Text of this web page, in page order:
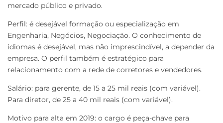
mercado público e privado.
Perfil: é desejável formação ou especialização em
Engenharia, Negócios, Negociação. O conhecimento de
idiomas é desejável, mas não imprescindível, a depender da
empresa. O perfil também é estratégico para
relacionamento com a rede de corretores e vendedores.
Salário: para gerente, de 15 a 25 mil reais (com variável).
Para diretor, de 25 a 40 mil reais (com variável).
Motivo para alta em 2019: o cargo é peça-chave para